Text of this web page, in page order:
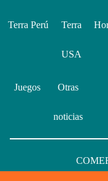
Terra Perú Terra
USA
Juegos Otras
noticias